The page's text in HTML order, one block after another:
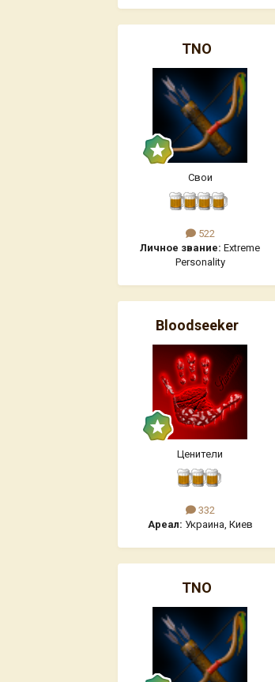
TNO
Свои
522
Личное звание: Extreme
Personality
Bloodseeker
Ценители
332
Ареал: Украина, Киев
TNO